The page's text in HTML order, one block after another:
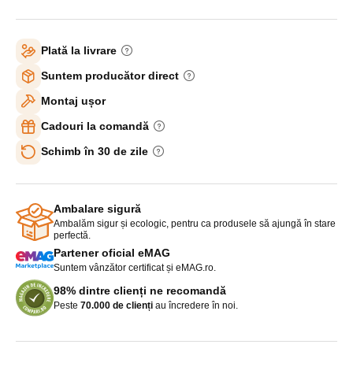
Plată la livrare
Suntem producător direct
Montaj ușor
Cadouri la comandă
Schimb în 30 de zile
Ambalare sigură
Ambalăm sigur și ecologic, pentru ca produsele să ajungă în stare
perfectă.
Partener oficial eMAG
Suntem vânzător certificat și eMAG.ro.
98% dintre clienți ne recomandă
Peste 70.000 de clienți au încredere în noi.